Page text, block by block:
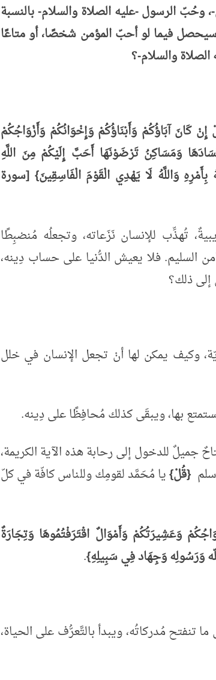
الرسول -عليه الصلاة والسلام- بالنسبة
سيحصل فيما لو أحبّ المؤمن شخصًا، أو متاعًا
والسلام-؟
إِنْ كَانَ آبَاؤُكُمْ وَأَبْنَاؤُكُمْ وَإِخْوَانُكُمْ وَأَزْوَاجُكُمْ
وَمَسَاكِنُ تَرْضَوْنَهَا أَحَبَّ إِلَيْكُمْ مِنَ اللَّهِ
وَاللَّهُ لَا يَهْدِي الْقَوْمَ الْفَاسِقِينَ} [سورة
تُهذِّب للإنسان نَزَعاته، وتجعلُه مُنضبِطًا
السليم. فلا يعيش الدُّنيا على حساب دِينه،
إلى ذلك؟
وكيف يمكن لها أنْ تجعل الإنسان في خلل
بها، ويبقَى كذلك مُحافِظًا على دِينه.
جميلٌ للدخول إلى رحابة هذه الآية الكريمة،
{قُلْ}يا مُحَمَّد لقومِك وللناس كافّة في كلّ
وَعَشِيرَتُكُمْ وَأَمْوَالٌ اقْتَرَفْتُمُوهَا وَتِجَارَةٌ
وَرَسُولِه وَجِهَاد فِي سَبِيلِهِ}.
ما تنفتح مُدركاتُه، ويبدأ بالتَّعرُّف على الحياة،